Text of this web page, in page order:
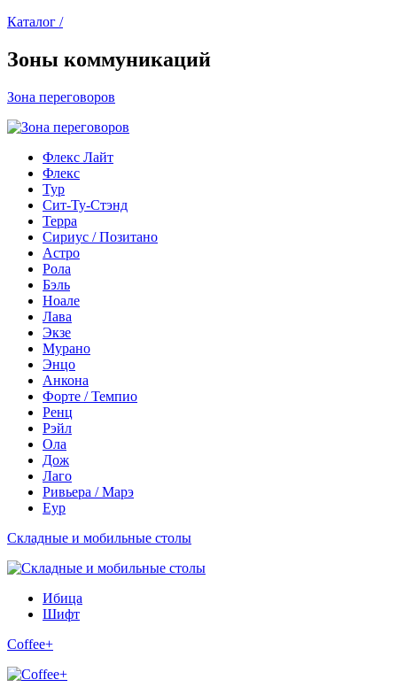
Каталог /
Зоны коммуникаций
Зона переговоров
Флекс Лайт
Флекс
Тур
Сит-Ту-Стэнд
Терра
Сириус / Позитано
Астро
Рола
Бэль
Ноале
Лава
Экзе
Мурано
Энцо
Анкона
Форте / Темпио
Ренц
Рэйл
Ола
Дож
Лаго
Ривьера / Марэ
Еур
Складные и мобильные столы
Ибица
Шифт
Coffee+